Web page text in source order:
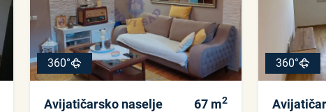
360°
Avijatičarsko naselje 67 m2
360°